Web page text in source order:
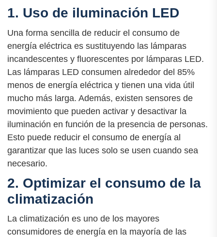
1. Uso de iluminación LED
Una forma sencilla de reducir el consumo de
energía eléctrica es sustituyendo las lámparas
incandescentes y fluorescentes por lámparas LED.
Las lámparas LED consumen alrededor del 85%
menos de energía eléctrica y tienen una vida útil
mucho más larga. Además, existen sensores de
movimiento que pueden activar y desactivar la
iluminación en función de la presencia de personas.
Esto puede reducir el consumo de energía al
garantizar que las luces solo se usen cuando sea
necesario.
2. Optimizar el consumo de la
climatización
La climatización es uno de los mayores
consumidores de energía en la mayoría de las